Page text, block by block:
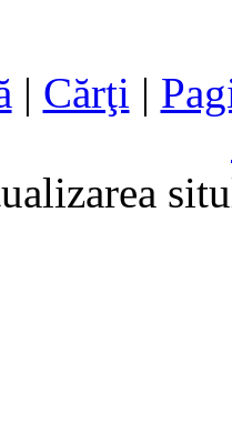
| Cărţi |